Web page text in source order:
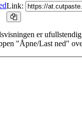
Link:
er
"Åpne/Last ned"